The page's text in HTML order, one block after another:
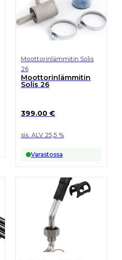
Moottorinlämmitin Solis
26
Moottorinlämmitin
Solis 26
399.00 €
sis. ALV 25,5 %
Varastossa